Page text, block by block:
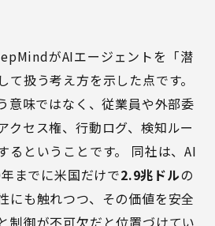
がAIエージェントを「潜
扱う考え方を示した点です。
意味ではなく、従業員や外部委
クセス権、行動ログ、検知ルー
るということです。 同社は、AI
までに米国だけで2.9兆ドルの
にも触れつつ、その価値を安全
制御が不可欠だと位置づけてい